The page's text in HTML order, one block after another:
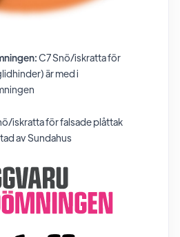
C7 Snö/iskratta för
är med i
iskratta för falsade plåttak
av Sundahus